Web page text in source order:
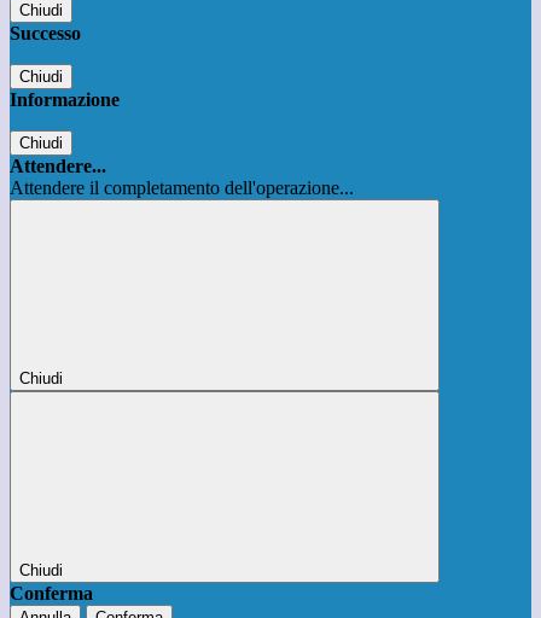
Chiudi
Successo
Chiudi
Informazione
Chiudi
Attendere...
Attendere il completamento dell'operazione...
Chiudi
Chiudi
Conferma